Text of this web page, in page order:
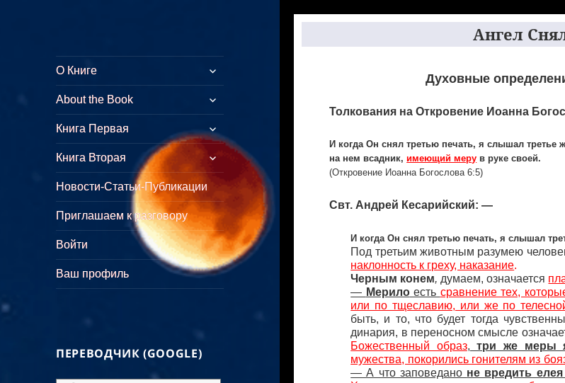
Куликово Поле
Армагеддона
Толкование символических
смыслов стихов Откровения
О Книге
About the Book
Книга Первая
Книга Вторая
Новости-Статьи-Публикации
Приглашаем к разговору
Войти
Ваш профиль
ПЕРЕВОДЧИК (GOOGLE)
Ангел
Духовные
Толкования на Откровение Иоанна
И когда Он снял третью печать, я слышал третье
на нем всадник, имеющий меру в руке своей.
(Откровение Иоанна Богослова 6:5)
Свт. Андрей Кесарийский: —
И когда Он снял третью печать, я слышал
Под третьим животным разумею
наклонность к греху, наказание.
Черным конем, думаем, означается
— Мерилоесть сравнение тех,
или по тщеславию, или же по
быть, и то, что будет тогда
динария, в переносном смысле
Божественный образ, три же меры
мужества, покорились гонителям из
— А что заповедано не вредить